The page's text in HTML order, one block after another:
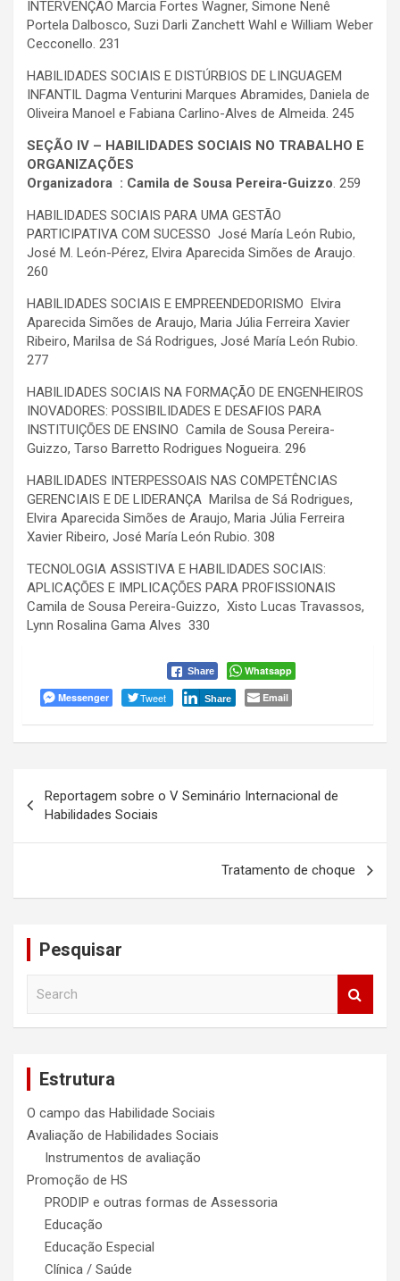
INTERVENÇÃO Marcia Fortes Wagner, Simone Nenê
Portela Dalbosco, Suzi Darli Zanchett Wahl e William Weber
Cecconello. 231
HABILIDADES SOCIAIS E DISTÚRBIOS DE LINGUAGEM
INFANTIL Dagma Venturini Marques Abramides, Daniela de
Oliveira Manoel e Fabiana Carlino-Alves de Almeida. 245
SEÇÃO IV – HABILIDADES SOCIAIS NO TRABALHO E
ORGANIZAÇÕES
Organizadora : Camila de Sousa Pereira-Guizzo. 259
HABILIDADES SOCIAIS PARA UMA GESTÃO
PARTICIPATIVA COM SUCESSO José María León Rubio,
José M. León-Pérez, Elvira Aparecida Simões de Araujo.
260
HABILIDADES SOCIAIS E EMPREENDEDORISMO Elvira
Aparecida Simões de Araujo, Maria Júlia Ferreira Xavier
Ribeiro, Marilsa de Sá Rodrigues, José María León Rubio.
277
HABILIDADES SOCIAIS NA FORMAÇÃO DE ENGENHEIROS
INOVADORES: POSSIBILIDADES E DESAFIOS PARA
INSTITUIÇÕES DE ENSINO Camila de Sousa Pereira-
Guizzo, Tarso Barretto Rodrigues Nogueira. 296
HABILIDADES INTERPESSOAIS NAS COMPETÊNCIAS
GERENCIAIS E DE LIDERANÇA Marilsa de Sá Rodrigues,
Elvira Aparecida Simões de Araujo, Maria Júlia Ferreira
Xavier Ribeiro, José María León Rubio. 308
TECNOLOGIA ASSISTIVA E HABILIDADES SOCIAIS:
APLICAÇÕES E IMPLICAÇÕES PARA PROFISSIONAIS
Camila de Sousa Pereira-Guizzo, Xisto Lucas Travassos,
Lynn Rosalina Gama Alves 330
Share
Whatsapp
Messenger
Tweet Share Email
de
Post
Reportagem sobre o V Seminário Internacional de
Habilidades Sociais
Tratamento de choque
Pesquisar
Estrutura
O campo das Habilidade Sociais
Avaliação de Habilidades Sociais
Instrumentos de avaliação
Promoção de HS
PRODIP e outras formas de Assessoria
Educação
Educação Especial
Clínica / Saúde